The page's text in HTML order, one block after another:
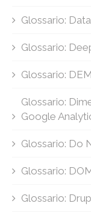
Glossario:
Glossario:
Glossario:
Glossario:
Google
Glossario: Do
Glossario:
Glossario: